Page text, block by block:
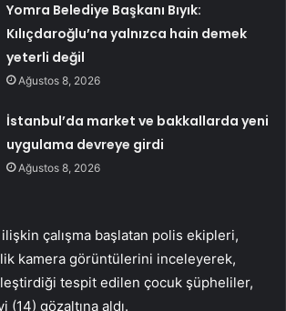
Yomra Belediye Başkanı Bıyık:
Kılıçdaroğlu’na yalnızca hain demek
yeterli değil
Ağustos 8, 2026
İstanbul’da market ve bakkallarda yeni
uygulama devreye girdi
Ağustos 8, 2026
ilişkin çalışma başlatan polis ekipleri,
kamera görüntülerini inceleyerek,
tespit edilen çocuk şüpheliler,
(14) gözaltına aldı.